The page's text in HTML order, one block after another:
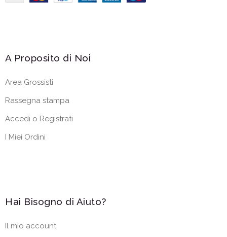
A Proposito di Noi
Area Grossisti
Rassegna stampa
Accedi o Registrati
I Miei Ordini
Hai Bisogno di Aiuto?
Il mio account